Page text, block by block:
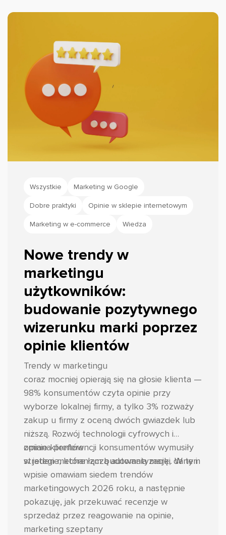
commerce.
Wszystkie Marketing w Google
Dobre praktyki Opinie w sklepie internetowym
Marketing w e-commerce Wiedza
Nowe trendy w
marketingu
użytkowników:
budowanie pozytywnego
wizerunku marki poprzez
opinie klientów
Trendy w marketingu
coraz mocniej opierają się na głosie klienta —
98% konsumentów czyta opinie przy
wyborze lokalnej firmy, a tylko 3% rozważy
zakup u firmy z oceną dwóch gwiazdek lub
niższą. Rozwój technologii cyfrowych i
zmiana preferencji konsumentów wymusiły
strategie, które łączą automatyzację, dane i
opinie klientów
w jeden mechanizm budowania marki. W tym
wpisie omawiam siedem trendów
marketingowych 2026 roku, a następnie
pokazuję, jak przekuwać recenzje w
sprzedaż przez reagowanie na opinie,
marketing szeptany